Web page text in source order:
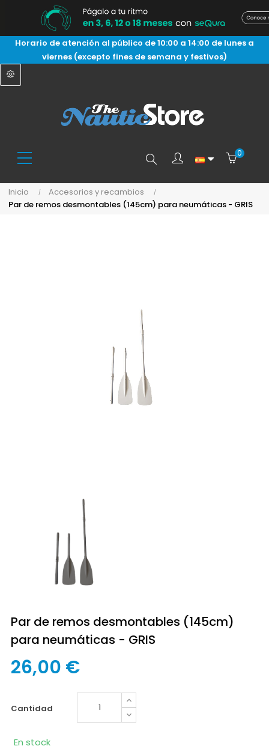
Horario de atención al público de 10:00 a 14:00 de lunes a
viernes (excepto fines de semana y festivos)
Buscar
aquí...
0
Inicio
Accesorios y recambios
Par de remos desmontables (145cm) para neumáticas - GRIS
Par de remos desmontables (145cm)
para neumáticas - GRIS
26,00 €
cantidad
En stock